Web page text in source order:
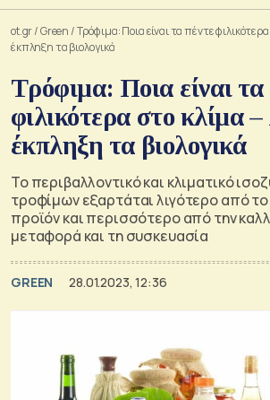
ot.gr/Green /Τρόφιμα: Ποια είναι τα πέντε
έκπληξη τα βιολογικά
Τρόφιμα: Ποια είναι τα
φιλικότερα στο κλίμα
έκπληξη τα βιολογικά
Το περιβαλλοντικό και κλιματικό
τροφίμων εξαρτάται λιγότερο από το
προϊόν και περισσότερο από την
μεταφορά και τη συσκευασία
GREEN 28.01.2023, 12:36